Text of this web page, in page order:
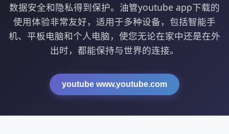
数据安全和隐私得到保护。油管youtube app下载的
使用体验非常友好，适用于多种设备，包括智能手
机、平板电脑和个人电脑，使您无论在家中还是在外
出时，都能保持与世界的连接。
youtube www.youtube.com